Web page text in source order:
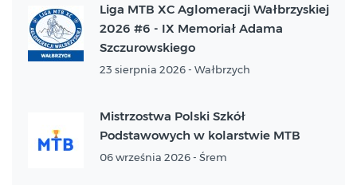
Liga MTB XC Aglomeracji Wałbrzyskiej
2026 #6 - IX Memoriał Adama
Szczurowskiego
23 sierpnia 2026 - Wałbrzych
Mistrzostwa Polski Szkół
Podstawowych w kolarstwie MTB
06 września 2026 - Śrem